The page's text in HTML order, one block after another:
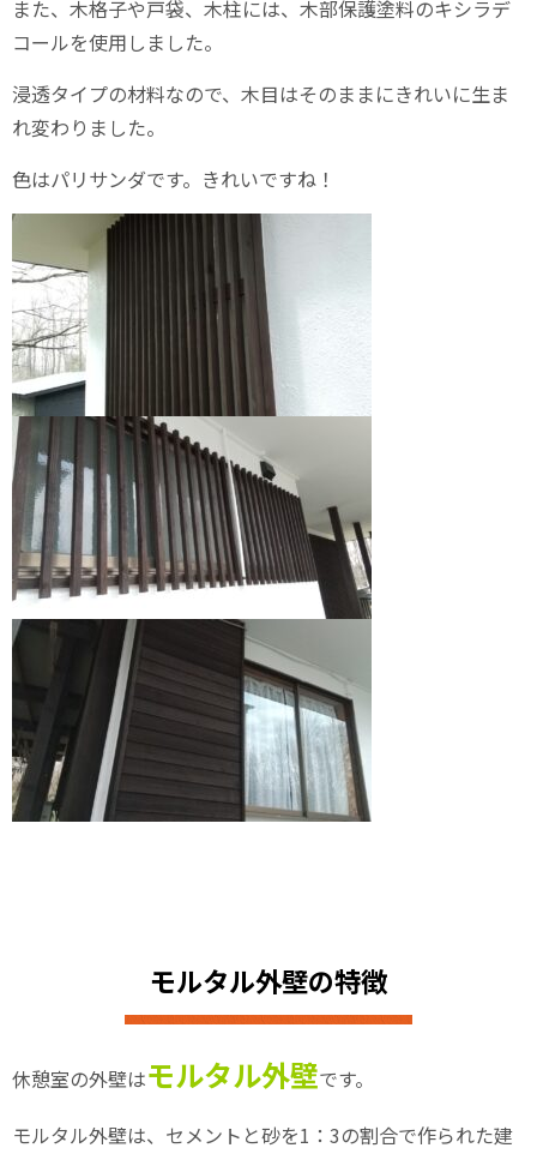
また、木格子や戸袋、木柱には、木部保護塗料のキシラデ
コールを使用しました。
浸透タイプの材料なので、木目はそのままにきれいに生ま
れ変わりました。
色はパリサンダです。きれいですね！
モルタル外壁の特徴
休憩室の外壁はモルタル外壁です。
モルタル外壁は、セメントと砂を1：3の割合で作られた建